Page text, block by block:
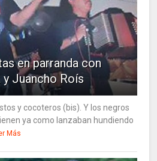
en parranda con
y Juancho Roís
y cocoteros (bis). Y los negros
ya como lanzaban hundiendo
Más